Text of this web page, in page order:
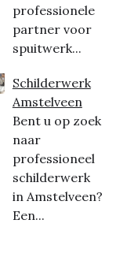
professionele
partner voor
spuitwerk...
Schilderwerk
Amstelveen
Bent u op zoek
naar
professioneel
schilderwerk
in Amstelveen?
Een...